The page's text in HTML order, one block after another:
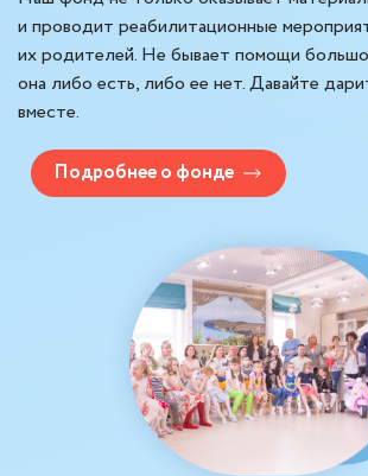
и проводит реабилитационные
их родителей. Не бывает помощи
она либо есть, либо ее нет. Давайте
вместе.
Подробнее о фонде